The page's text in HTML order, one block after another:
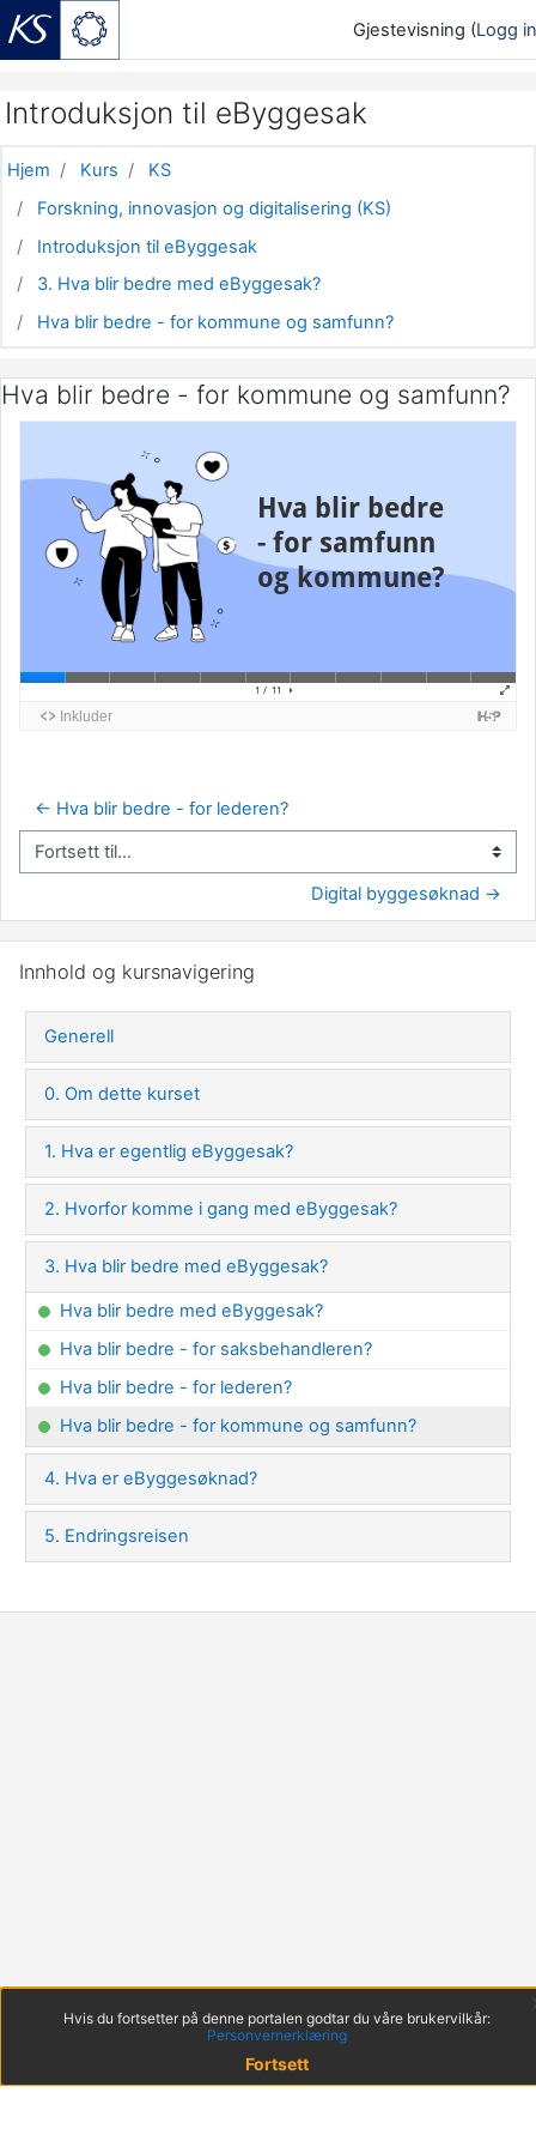
Gjestevisning (Logg
Introduksjon til eByggesak
Hjem Kurs
KS
Forskning, innovasjon og digitalisering (KS)
Introduksjon til eByggesak
3. Hva blir bedre med eByggesak?
Hva blir bedre - for kommune og samfunn?
Hva blir bedre - for kommune og samfunn?
← Hva blir bedre - for lederen?
Fortsett til...
Digital byggesøknad →
Innhold og kursnavigering
Generell
0. Om dette kurset
1. Hva er egentlig eByggesak?
2. Hvorfor komme i gang med eByggesak?
3. Hva blir bedre med eByggesak?
Hva blir bedre med eByggesak?
Hva blir bedre - for saksbehandleren?
Hva blir bedre - for lederen?
Hva blir bedre - for kommune og samfunn?
4. Hva er eByggesøknad?
5. Endringsreisen
Hvis du fortsetter på denne portalen godtar du våre brukervilkår:
Personvernerklæring
Fortsett